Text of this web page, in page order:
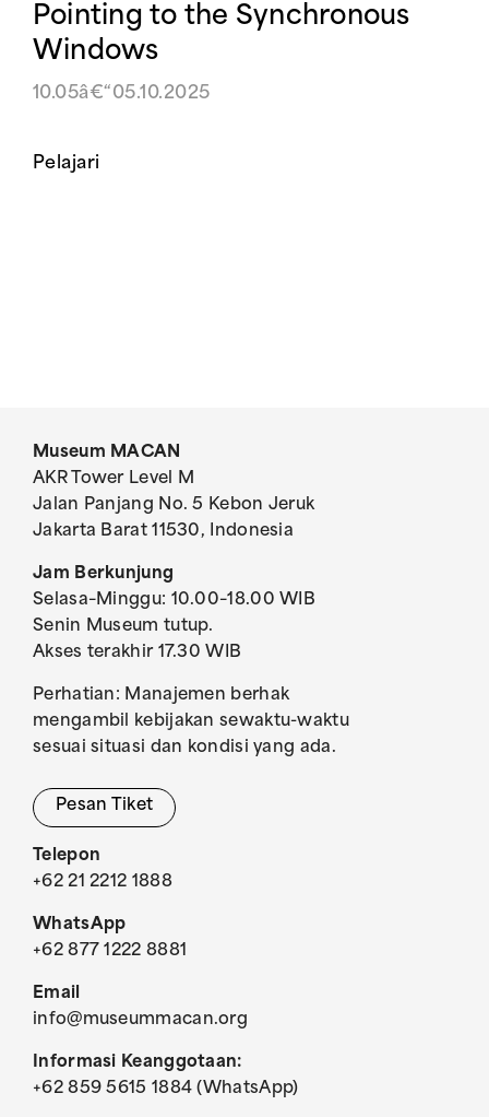
Pointing to the Synchronous
Windows
10.05â€“05.10.2025
Pelajari
Museum MACAN
AKR Tower Level M
Jalan Panjang No. 5 Kebon Jeruk
Jakarta Barat 11530, Indonesia
Jam Berkunjung
Selasa–Minggu: 10.00–18.00 WIB
Senin Museum tutup.
Akses terakhir 17.30 WIB
Perhatian: Manajemen berhak
mengambil kebijakan sewaktu-waktu
sesuai situasi dan kondisi yang ada.
Pesan Tiket
Telepon
+62 21 2212 1888
WhatsApp
+62 877 1222 8881
Email
info@museummacan.org
Informasi Keanggotaan:
+62 859 5615 1884 (WhatsApp)